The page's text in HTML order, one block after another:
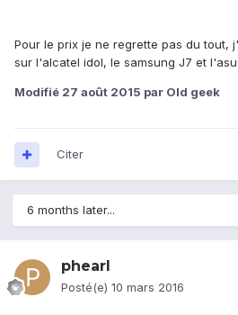
Pour le prix je ne regrette pas du tout,
sur l'alcatel idol, le samsung J7 et
Modifié 27 août 2015 par Old geek
Citer
6 months later...
phearl
Posté(e) 10 mars 2016